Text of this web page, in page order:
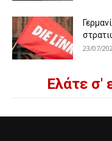
23/07/
Ελάτε σ'